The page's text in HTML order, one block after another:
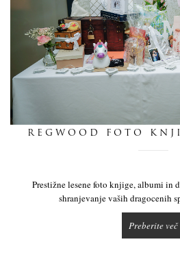
leseni
mi
dnevnik
REGWOOD FOTO
Prestižne lesene foto knjige, albumi in
shranjevanje vaših dragocenih
Preberite več